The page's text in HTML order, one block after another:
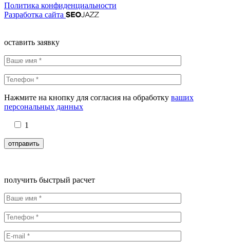
Политика конфиденциальности
Разработка сайта
оставить заявку
Нажмите на кнопку для согласия на обработку ваших
персональных данных
1
получить быстрый расчет